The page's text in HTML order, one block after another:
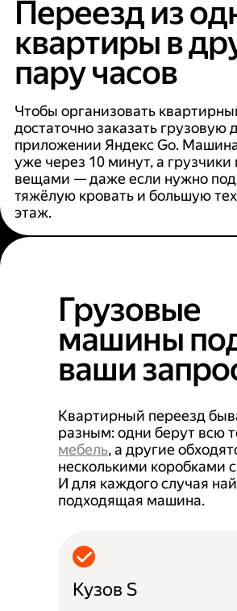
Переезд из
квартиры в
пару часов
Чтобы организовать
достаточно заказать грузовую
приложении Яндекс Go.
уже через 10 минут, а грузчики
вещами — даже если нужно
тяжёлую кровать и большую
этаж.
Грузовые
машины
ваши
Квартирный переезд
разным: одни берут всю
мебель, а другие
несколькими коробками
И для каждого случая
подходящая машина.
Кузов S